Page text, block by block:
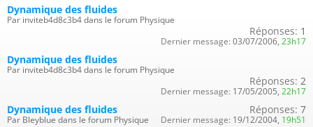
Dynamique des fluides
Par inviteb4d8c3b4 dans le forum Physique
Réponses: 1
Dernier message: 03/07/2006, 23h17
Dynamique des fluides
Par inviteb4d8c3b4 dans le forum Physique
Réponses: 2
Dernier message: 17/05/2005, 22h17
Dynamique des fluides
Par Bleyblue dans le forum Physique
Réponses: 7
Dernier message: 19/12/2004, 19h51